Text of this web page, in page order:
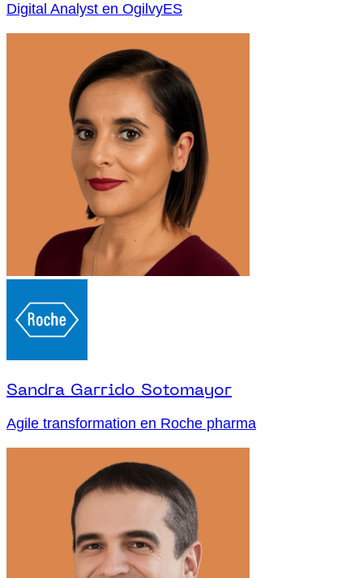
Digital Analyst en OgilvyES
Sandra Garrido Sotomayor
Agile transformation en Roche pharma